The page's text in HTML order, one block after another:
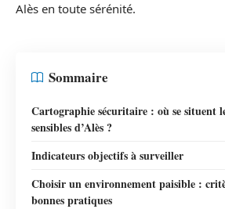
Alès en toute sérénité.
Sommaire
Cartographie sécuritaire : où se situent
sensibles d’Alès ?
Indicateurs objectifs à surveiller
Choisir un environnement paisible :
bonnes pratiques